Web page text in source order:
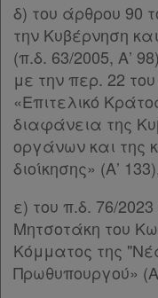
Χρήσιμα
Assistant
δ) του άρθρου 90
την Κυβέρνηση
(π.δ. 63/2005, Α’
με την περ. 22
«Επιτελικό
διαφάνεια της
οργάνων και της
διοίκησης» (Α’
ε) του π.δ. 76/
Μητσοτάκη του
Κόμματος της
Πρωθυπουργού»